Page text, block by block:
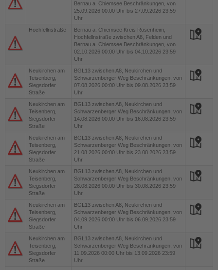
Bernau a. Chiemsee Beschränkungen, von
25.09.2026 00:00 Uhr bis 27.09.2026 23:59
Uhr
Hochfellnstraße
Bernau a. Chiemsee Kreis Rosenheim,
Hochfellnstraße zwischen A8, Felden und
Bernau a. Chiemsee Beschränkungen, von
02.10.2026 00:00 Uhr bis 04.10.2026 23:59
Uhr
Neukirchen am
Teisenberg,
Siegsdorfer
Straße
BGL13 zwischen A8, Neukirchen und
Schwarzenberger Weg Beschränkungen, von
07.08.2026 00:00 Uhr bis 09.08.2026 23:59
Uhr
Neukirchen am
Teisenberg,
Siegsdorfer
Straße
BGL13 zwischen A8, Neukirchen und
Schwarzenberger Weg Beschränkungen, von
14.08.2026 00:00 Uhr bis 16.08.2026 23:59
Uhr
Neukirchen am
Teisenberg,
Siegsdorfer
Straße
BGL13 zwischen A8, Neukirchen und
Schwarzenberger Weg Beschränkungen, von
21.08.2026 00:00 Uhr bis 23.08.2026 23:59
Uhr
Neukirchen am
Teisenberg,
Siegsdorfer
Straße
BGL13 zwischen A8, Neukirchen und
Schwarzenberger Weg Beschränkungen, von
28.08.2026 00:00 Uhr bis 30.08.2026 23:59
Uhr
Neukirchen am
Teisenberg,
Siegsdorfer
Straße
BGL13 zwischen A8, Neukirchen und
Schwarzenberger Weg Beschränkungen, von
04.09.2026 00:00 Uhr bis 06.09.2026 23:59
Uhr
Neukirchen am
Teisenberg,
Siegsdorfer
Straße
BGL13 zwischen A8, Neukirchen und
Schwarzenberger Weg Beschränkungen, von
11.09.2026 00:00 Uhr bis 13.09.2026 23:59
Uhr